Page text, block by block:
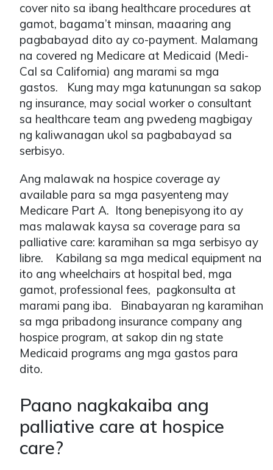
cover nito sa ibang healthcare procedures at
gamot, bagama’t minsan, maaaring ang
pagbabayad dito ay co-payment. Malamang
na covered ng Medicare at Medicaid (Medi-
Cal sa California) ang marami sa mga
gastos. Kung may mga katunungan sa sakop
ng insurance, may social worker o consultant
sa healthcare team ang pwedeng magbigay
ng kaliwanagan ukol sa pagbabayad sa
serbisyo.
Ang malawak na hospice coverage ay
available para sa mga pasyenteng may
Medicare Part A. Itong benepisyong ito ay
mas malawak kaysa sa coverage para sa
palliative care: karamihan sa mga serbisyo ay
libre. Kabilang sa mga medical equipment na
ito ang wheelchairs at hospital bed, mga
gamot, professional fees, pagkonsulta at
marami pang iba. Binabayaran ng karamihan
sa mga pribadong insurance company ang
hospice program, at sakop din ng state
Medicaid programs ang mga gastos para
dito.
Paano nagkakaiba ang
palliative care at hospice
care?